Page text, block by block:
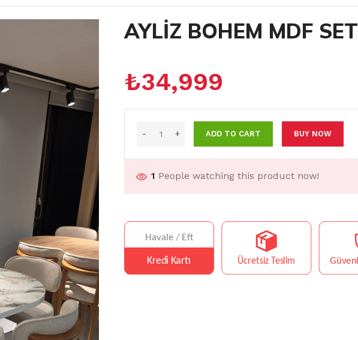
AYLİZ BOHEM MDF SET
₺34,999
ADD TO CART BUY NOW
1 People watching this product now!